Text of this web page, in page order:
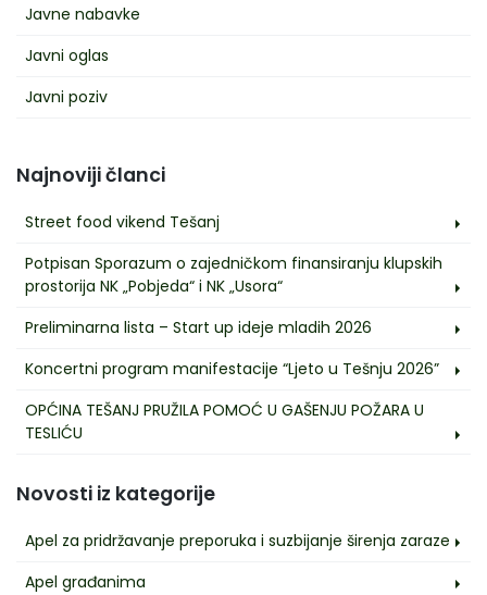
Javne nabavke
Javni oglas
Javni poziv
Najnoviji članci
Street food vikend Tešanj
Potpisan Sporazum o zajedničkom finansiranju klupskih
prostorija NK „Pobjeda“ i NK „Usora“
Preliminarna lista – Start up ideje mladih 2026
Koncertni program manifestacije “Ljeto u Tešnju 2026”
OPĆINA TEŠANJ PRUŽILA POMOĆ U GAŠENJU POŽARA U
TESLIĆU
Novosti iz kategorije
Apel za pridržavanje preporuka i suzbijanje širenja zaraze
Apel građanima